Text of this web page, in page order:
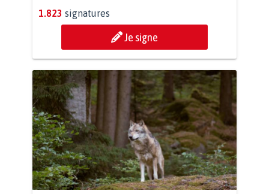
1.823 signatures
Je signe